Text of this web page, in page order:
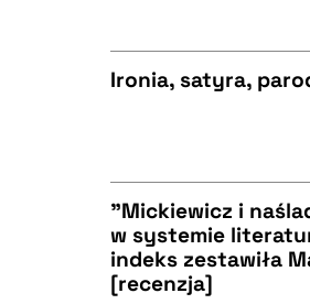
BIBTEX
Ironia, satyra,
CZYSTY
"Mickiewicz i
w systemie
indeks zestawiła
[recenzja]